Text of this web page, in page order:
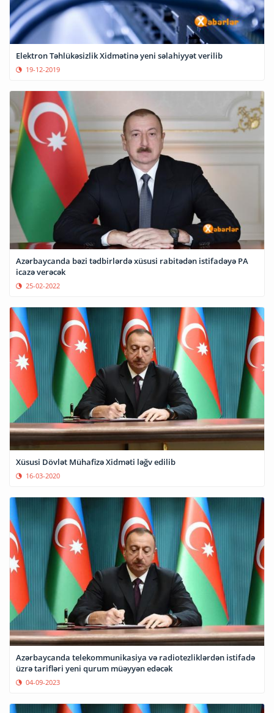
Elektron Təhlükəsizlik Xidmətinə yeni səlahiyyət verilib
19-12-2019
Azərbaycanda bəzi tədbirlərdə xüsusi rabitədən istifadəyə PA
icazə verəcək
25-02-2022
Xüsusi Dövlət Mühafizə Xidməti ləğv edilib
16-03-2020
Azərbaycanda telekommunikasiya və radiotezliklərdən istifadə
üzrə tarifləri yeni qurum müəyyən edəcək
04-09-2023